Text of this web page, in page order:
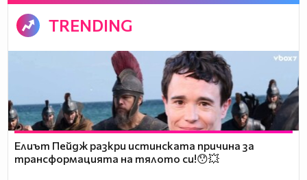
TRENDING
Елиът Пейдж разкри истинската причина за
трансформацията на тялото си!😯💥